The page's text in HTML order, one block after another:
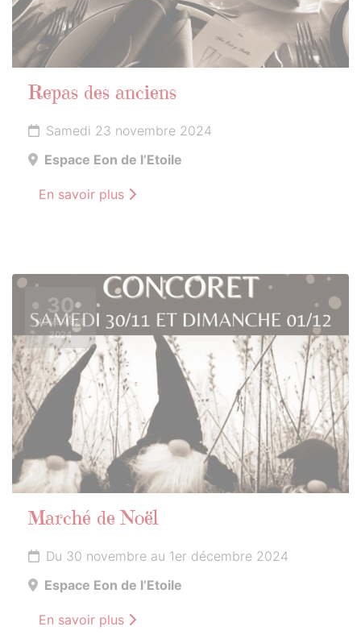
Repas des anciens
Samedi 23 novembre 2024
Espace Eon de l’Etoile
En savoir plus
30
NOVEMBRE
2024
Marché de Noël
Du 30 novembre au 1er décembre 2024
Espace Eon de l’Etoile
En savoir plus